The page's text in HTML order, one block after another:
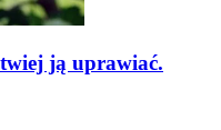
ją uprawiać.